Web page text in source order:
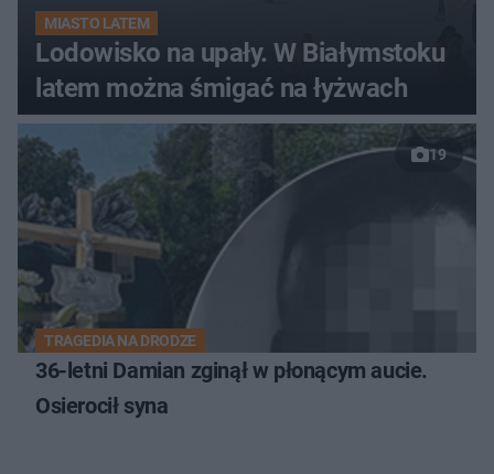
MIASTO LATEM
Lodowisko na upały. W Białymstoku
latem można śmigać na łyżwach
19
TRAGEDIA NA DRODZE
36-letni Damian zginął w płonącym aucie.
Osierocił syna